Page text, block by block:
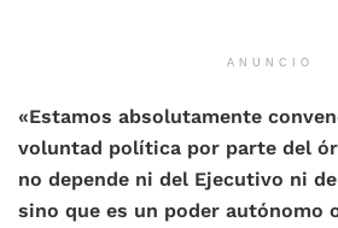
ANUNCIO
«Estamos absolutamente
voluntad política por parte del
no depende ni del Ejecutivo ni
sino que es un poder autónomo